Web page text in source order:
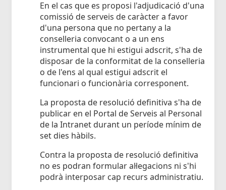
En el cas que es proposi l'adjudicació d'una
comissió de serveis de caràcter a favor
d'una persona que no pertany a la
conselleria convocant o a un ens
instrumental que hi estigui adscrit, s'ha de
disposar de la conformitat de la conselleria
o de l'ens al qual estigui adscrit el
funcionari o funcionària corresponent.
La proposta de resolució definitiva s'ha de
publicar en el Portal de Serveis al Personal
de la Intranet durant un període mínim de
set dies hàbils.
Contra la proposta de resolució definitiva
no es podran formular al·legacions ni s'hi
podrà interposar cap recurs administratiu.